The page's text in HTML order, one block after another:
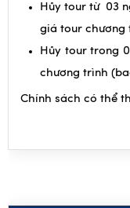
Hủy tour từ 03
giá tour chương
Hủy tour trong
chương trình
Chính sách có thể